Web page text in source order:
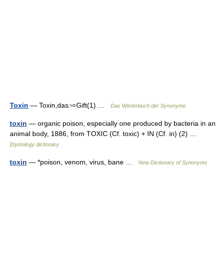
Toxin — Toxin,das:⇨Gift(1) … Das Wörterbuch der Synonyme
toxin — organic poison, especially one produced by bacteria in an
animal body, 1886, from TOXIC (Cf. toxic) + IN (Cf. in) (2) …
Etymology dictionary
toxin — *poison, venom, virus, bane … New Dictionary of Synonyms